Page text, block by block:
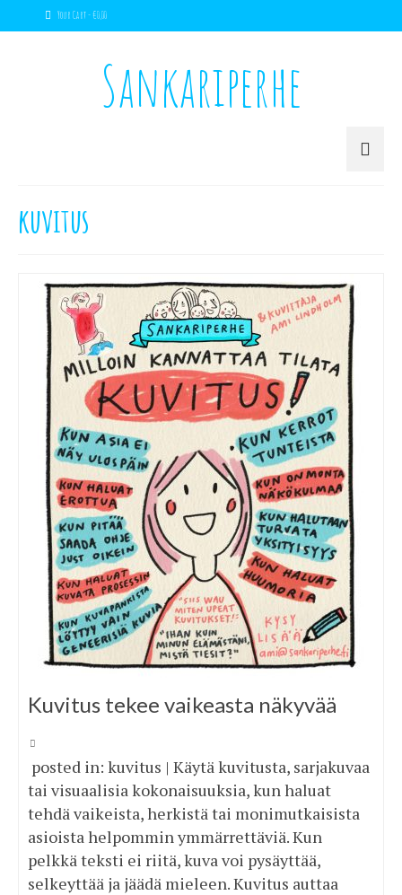
Your Cart-€0,00
Sankariperhe
kuvitus
Kuvitus tekee vaikeasta näkyvää
posted in: kuvitus | Käytä kuvitusta, sarjakuvaa
tai visuaalisia kokonaisuuksia, kun haluat
tehdä vaikeista, herkistä tai monimutkaisista
asioista helpommin ymmärrettäviä. Kun
pelkkä teksti ei riitä, kuva voi pysäyttää,
selkeyttää ja jäädä mieleen. Kuvitus auttaa